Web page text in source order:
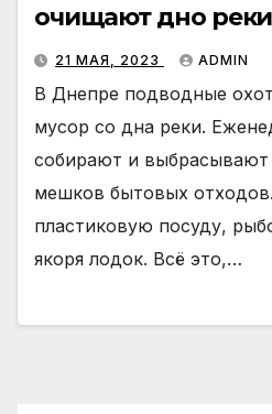
очищают дно
21 МАЯ, 2023 ADMIN
В Днепре подводные
мусор со дна реки.
собирают и выбрасывают
мешков бытовых
пластиковую посуду,
якоря лодок. Всё это,…